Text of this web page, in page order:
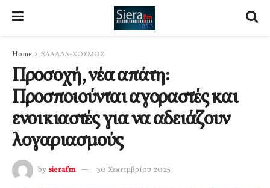
Home ΕΛΛΑΔΑ-ΚΟΣΜΟΣ
Προσοχή, νέα απάτη:
Προσποιούνται αγοραστές και
ενοικιαστές για να αδειάζουν
λογαριασμούς
by sierafm 30 Σεπτεμβρίου 2025